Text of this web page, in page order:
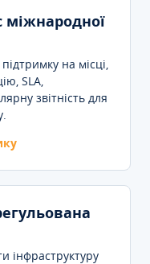
міжнародної
на місці,
SLA,
звітність для
інфраструктуру